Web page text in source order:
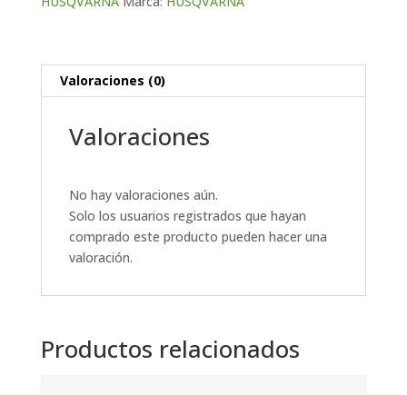
Valoraciones (0)
Valoraciones
No hay valoraciones aún.
Solo los usuarios registrados que hayan
comprado este producto pueden hacer una
valoración.
Productos relacionados